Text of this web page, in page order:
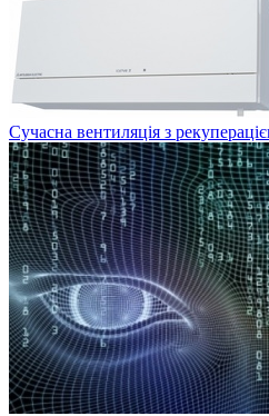
Сучасна вентиляція з